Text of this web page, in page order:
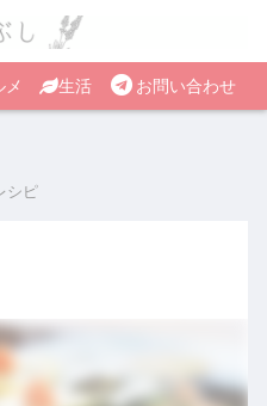
メ 生活 お問い合わせ
シピ